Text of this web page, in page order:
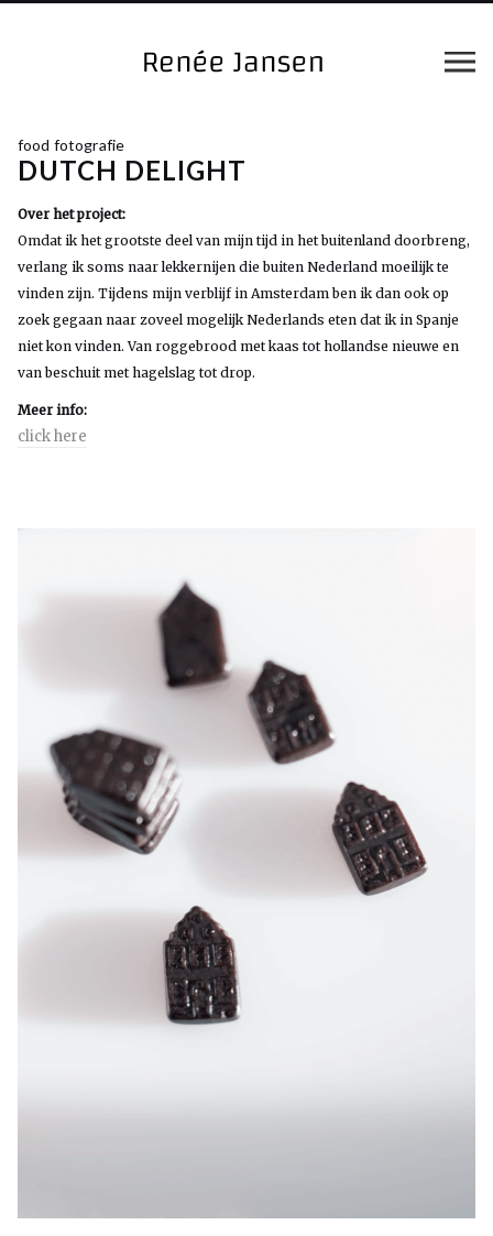
food fotografie
DUTCH DELIGHT
Over het project:
Omdat ik het grootste deel van mijn tijd in het buitenland doorbreng,
verlang ik soms naar lekkernijen die buiten Nederland moeilijk te
vinden zijn. Tijdens mijn verblijf in Amsterdam ben ik dan ook op
zoek gegaan naar zoveel mogelijk Nederlands eten dat ik in Spanje
niet kon vinden. Van roggebrood met kaas tot hollandse nieuwe en
van beschuit met hagelslag tot drop.
Meer info:
click here